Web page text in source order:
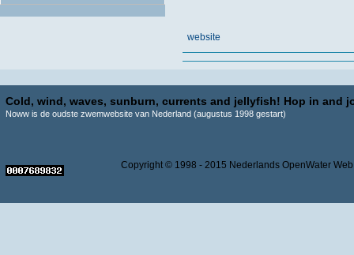
website
Cold, wind, waves, sunburn, currents and jellyfish! Hop in and
Noww is de oudste zwemwebsite van Nederland (augustus 1998 gestart)
Copyright © 1998 - 2015 Nederlands OpenWater